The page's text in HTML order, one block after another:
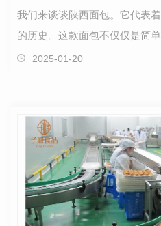
我们来谈谈陕西面包。它代表
的历史。这款面包不仅仅是简
续。陕西面包源自古老的传统..
2025-01-20